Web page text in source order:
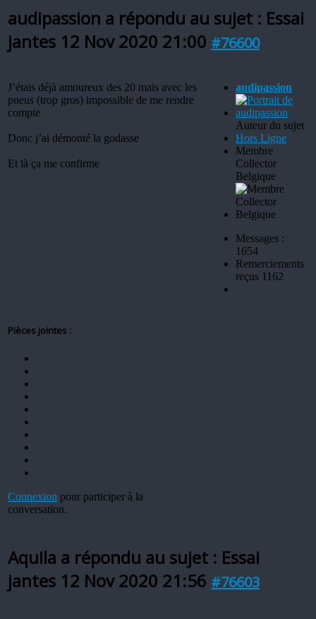
audipassion a répondu au sujet : Essai
jantes 12 Nov 2020 21:00 #76600
J’étais déjà amoureux des 20 mais avec les
pneus (trop gros) impossible de me rendre
compte
Donc j’ai démonté la godasse
Et là ça me confirme
Pièces jointes :
Connexion pour participer à la
conversation.
audipassion
Auteur du sujet
Hors Ligne
Membre
Collector
Belgique
Messages :
1654
Remerciements
reçus 1162
Aquila a répondu au sujet : Essai
jantes 12 Nov 2020 21:56 #76603